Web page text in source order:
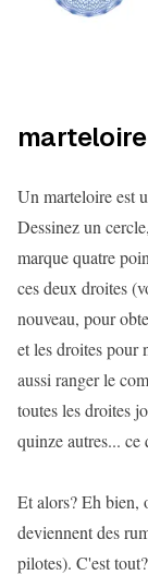
marteloire
Un marteloire est
Dessinez un
marque quatre
ces deux droites
nouveau, pour
et les droites pour
aussi ranger le
toutes les droites
quinze autres...
Et alors? Eh bien,
deviennent des
pilotes). C'est